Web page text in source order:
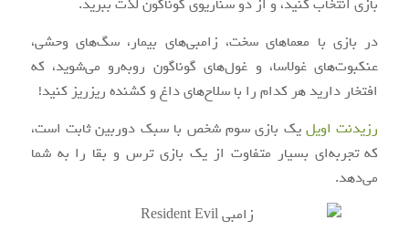
بازی انتخاب کنید، و از دو سناریوی گوناگون لذت ببرید.
در بازی با معماهای سخت، زامبی‌های بیمار، سگ‌های وحشی،
عنکبوت‌های غولاسا، و غول‌های گوناگون روبه‌رو می‌شوید، که
افتخار دارید هر کدام را با سلاح‌های داغ و کشنده ریزریز کنید!
رزیدنت اویلیک بازی سوم شخص با سبک دوربین ثابت است،
که تجربه‌ای بسیار متفاوت از یک بازی ترس و بقا را به شما
می‌دهد.